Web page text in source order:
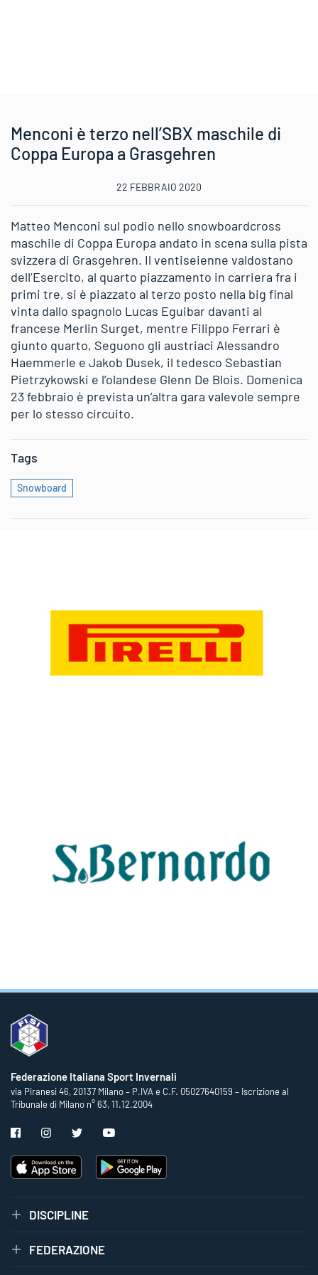
Menconi è terzo nell’SBX maschile di
Coppa Europa a Grasgehren
22 FEBBRAIO 2020
Matteo Menconi sul podio nello snowboardcross
maschile di Coppa Europa andato in scena sulla pista
svizzera di Grasgehren. Il ventiseienne valdostano
dell’Esercito, al quarto piazzamento in carriera fra i
primi tre, si è piazzato al terzo posto nella big final
vinta dallo spagnolo Lucas Eguibar davanti al
francese Merlin Surget, mentre Filippo Ferrari è
giunto quarto, Seguono gli austriaci Alessandro
Haemmerle e Jakob Dusek, il tedesco Sebastian
Pietrzykowski e l’olandese Glenn De Blois. Domenica
23 febbraio è prevista un’altra gara valevole sempre
per lo stesso circuito.
Tags
Snowboard
Federazione Italiana Sport Invernali
via Piranesi 46, 20137 Milano – P.IVA e C.F. 05027640159 – Iscrizione al
Tribunale di Milano n° 63, 11.12.2004
DISCIPLINE
FEDERAZIONE